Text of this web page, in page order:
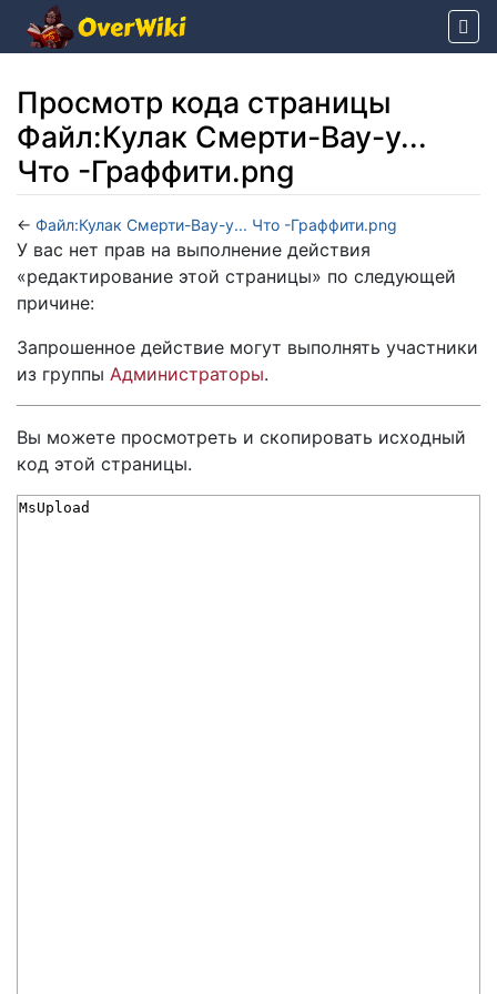
Просмотр кода страницы
Файл:Кулак Смерти-Вау-у...
Что -Граффити.png
← Файл:Кулак Смерти-Вау-у... Что -Граффити.png
Перейти к:навигация,поиск
У вас нет прав на выполнение действия
«редактирование этой страницы» по следующей
причине:
Запрошенное действие могут выполнять участники
из группы Администраторы.
Вы можете просмотреть и скопировать исходный
код этой страницы.